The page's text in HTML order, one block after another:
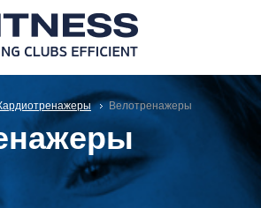
Велотренажеры